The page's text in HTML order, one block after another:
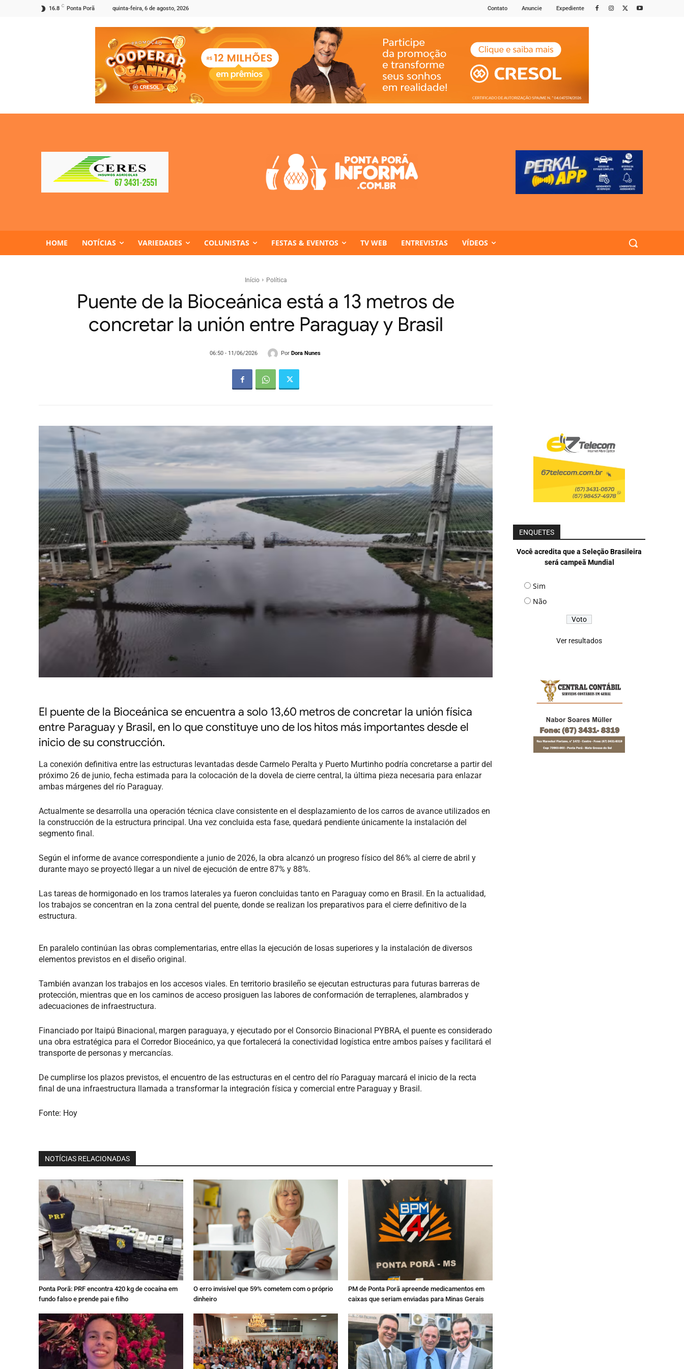
16.8 C Ponta Porã quinta-feira, 6 de agosto, 2026 Contato Anuncie Expediente
HOME NOTÍCIAS VARIEDADES COLUNISTAS FESTAS & EVENTOS TV WEB ENTREVISTAS VÍDEOS
Início Política
Puente de la Bioceánica está a 13 metros de
concretar la unión entre Paraguay y Brasil
06:50 - 11/06/2026 Por Dora Nunes
El puente de la Bioceánica se encuentra a solo 13,60 metros de concretar la unión física
entre Paraguay y Brasil, en lo que constituye uno de los hitos más importantes desde el
inicio de su construcción.
La conexión definitiva entre las estructuras levantadas desde Carmelo Peralta y Puerto Murtinho podría concretarse a partir del
próximo 26 de junio, fecha estimada para la colocación de la dovela de cierre central, la última pieza necesaria para enlazar
ambas márgenes del río Paraguay.
Actualmente se desarrolla una operación técnica clave consistente en el desplazamiento de los carros de avance utilizados en
la construcción de la estructura principal. Una vez concluida esta fase, quedará pendiente únicamente la instalación del
segmento final.
Según el informe de avance correspondiente a junio de 2026, la obra alcanzó un progreso físico del 86% al cierre de abril y
durante mayo se proyectó llegar a un nivel de ejecución de entre 87% y 88%.
Las tareas de hormigonado en los tramos laterales ya fueron concluidas tanto en Paraguay como en Brasil. En la actualidad,
los trabajos se concentran en la zona central del puente, donde se realizan los preparativos para el cierre definitivo de la
estructura.
En paralelo continúan las obras complementarias, entre ellas la ejecución de losas superiores y la instalación de diversos
elementos previstos en el diseño original.
También avanzan los trabajos en los accesos viales. En territorio brasileño se ejecutan estructuras para futuras barreras de
protección, mientras que en los caminos de acceso prosiguen las labores de conformación de terraplenes, alambrados y
adecuaciones de infraestructura.
Financiado por Itaipú Binacional, margen paraguaya, y ejecutado por el Consorcio Binacional PYBRA, el puente es considerado
una obra estratégica para el Corredor Bioceánico, ya que fortalecerá la conectividad logística entre ambos países y facilitará el
transporte de personas y mercancías.
De cumplirse los plazos previstos, el encuentro de las estructuras en el centro del río Paraguay marcará el inicio de la recta
final de una infraestructura llamada a transformar la integración física y comercial entre Paraguay y Brasil.
Fonte: Hoy
NOTÍCIAS RELACIONADAS
Ponta Porã: PRF encontra 420 kg de cocaína em
fundo falso e prende pai e filho
O erro invisível que 59% cometem com o próprio
dinheiro
PM de Ponta Porã apreende medicamentos em
caixas que seriam enviadas para Minas Gerais
ENQUETES
Você acredita que a Seleção Brasileira
será campeã Mundial
Sim
Não
Ver resultados